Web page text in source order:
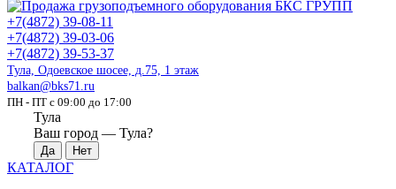
+7(4872) 39-08-11
+7(4872) 39-03-06
+7(4872) 39-53-37
Тула, Одоевское шосее, д.75, 1 этаж
balkan@bks71.ru
ПН - ПТ с 09:00 до 17:00
Тула
Ваш город — Тула?
КАТАЛОГ